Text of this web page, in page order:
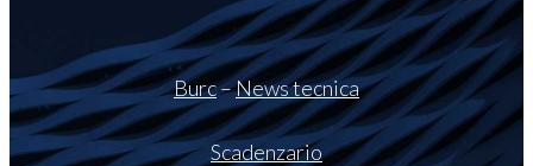
Burc–News tecnica
Scadenzario